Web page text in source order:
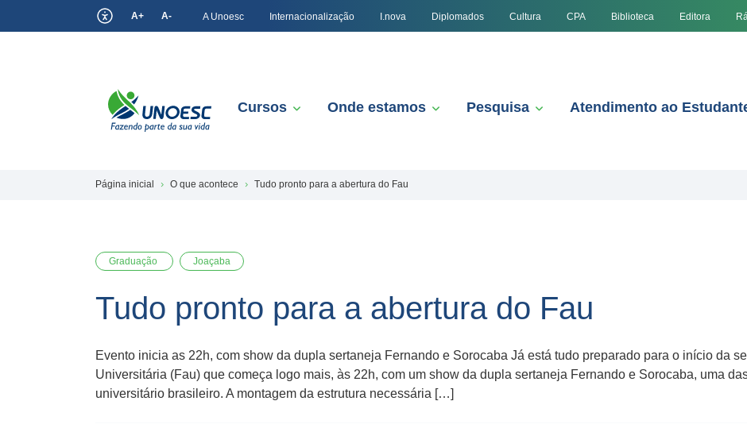
A+ A- A Unoesc Internacionalização I.nova Diplomados Cultura CPA Biblioteca Editora
Cursos Onde estamos Pesquisa Atendimento ao
Página inicial O que acontece Tudo pronto para a abertura do Fau
Graduação Joaçaba
Tudo pronto para a abertura do Fau
Evento inicia as 22h, com show da dupla sertaneja Fernando e Sorocaba Já está tudo preparado para o início da
Universitária (Fau) que começa logo mais, às 22h, com um show da dupla sertaneja Fernando e Sorocaba, uma
universitário brasileiro. A montagem da estrutura necessária […]